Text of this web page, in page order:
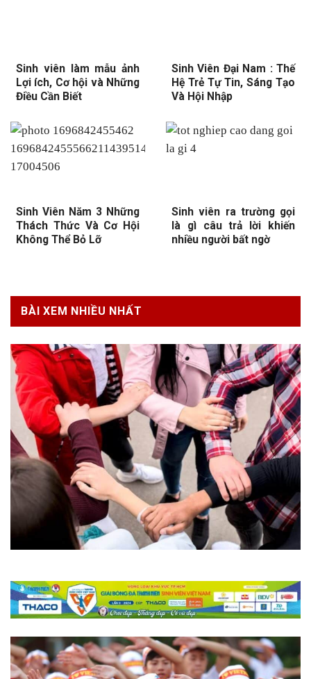
Sinh viên làm mẫu ảnh
Lợi ích, Cơ hội và Những
Điều Cần Biết
Sinh Viên Đại Nam : Thế
Hệ Trẻ Tự Tin, Sáng Tạo
Và Hội Nhập
Sinh Viên Năm 3 Những
Thách Thức Và Cơ Hội
Không Thể Bỏ Lỡ
Sinh viên ra trường gọi
là gì câu trả lời khiến
nhiều người bất ngờ
BÀI XEM NHIỀU NHẤT